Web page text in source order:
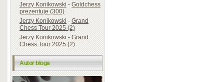
Jerzy Konikowski-Goldchess
prezentuje (300)
Jerzy Konikowski-Grand
Chess Tour 2025 (2)
Jerzy Konikowski-Grand
Chess Tour 2025 (2)
Autor bloga